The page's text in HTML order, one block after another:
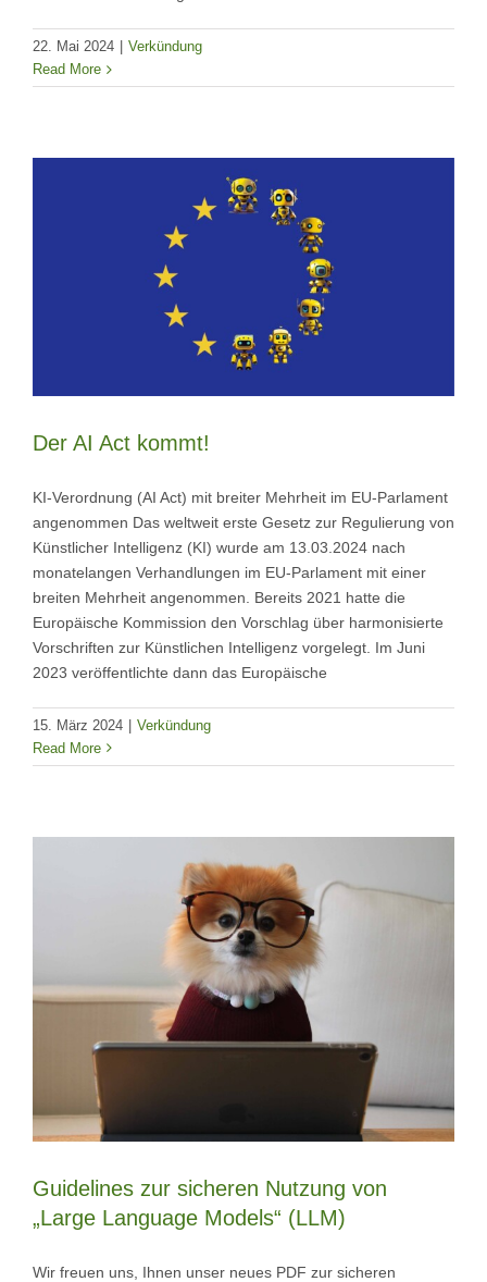
22. Mai 2024
Verkündung
Read More
Der AI Act kommt!
KI-Verordnung (AI Act) mit breiter Mehrheit im EU-Parlament
angenommen Das weltweit erste Gesetz zur Regulierung von
Künstlicher Intelligenz (KI) wurde am 13.03.2024 nach
monatelangen Verhandlungen im EU-Parlament mit einer
breiten Mehrheit angenommen. Bereits 2021 hatte die
Europäische Kommission den Vorschlag über harmonisierte
Vorschriften zur Künstlichen Intelligenz vorgelegt. Im Juni
2023 veröffentlichte dann das Europäische
15. März 2024 | Verkündung
Read More
Guidelines zur sicheren Nutzung von
„Large Language Models“ (LLM)
Wir freuen uns, Ihnen unser neues PDF zur sicheren